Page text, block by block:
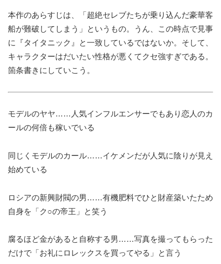
本作のあらすじは、「超絶セレブたちが乗り込んだ豪華客
船が難破してしまう」というもの。うん、この時点で見事
に『タイタニック』と一致しているではないか。そして、
キャラクターはだいたい性格が悪くてクセ強すぎである。
箇条書きにしていこう。
モデルのヤヤ……人気インフルエンサーでもあり恋人のカ
ールの何倍も稼いでいる
同じくモデルのカール……イケメンだが人気に陰りが見え
始めている
ロシアの新興財閥の男……有機肥料でひと財産築いたため
自身を「ク○の帝王」と笑う
腐るほど金があると自称する男……写真を撮ってもらった
だけで「お礼にロレックスを買ってやる」と言う